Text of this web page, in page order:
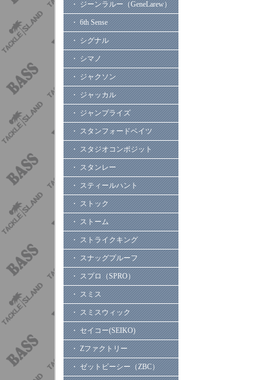
・ ジーンラルー（GeneLarew）
・ 6th Sense
・ シグナル
・ シマノ
・ ジャクソン
・ ジャッカル
・ ジャンプライズ
・ スタンフォードベイツ
・ スタジオコンポジット
・ スタンレー
・ スティールハント
・ ストック
・ ストーム
・ ストライクキング
・ スナッグプルーフ
・ スプロ（SPRO）
・ スミス
・ スミスウィック
・ セイコー(SEIKO)
・ Zファクトリー
・ ゼットビーシー（ZBC）